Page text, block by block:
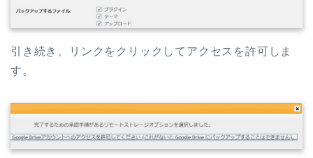
引き続き、リンクをクリックしてアクセスを許可しま
す。